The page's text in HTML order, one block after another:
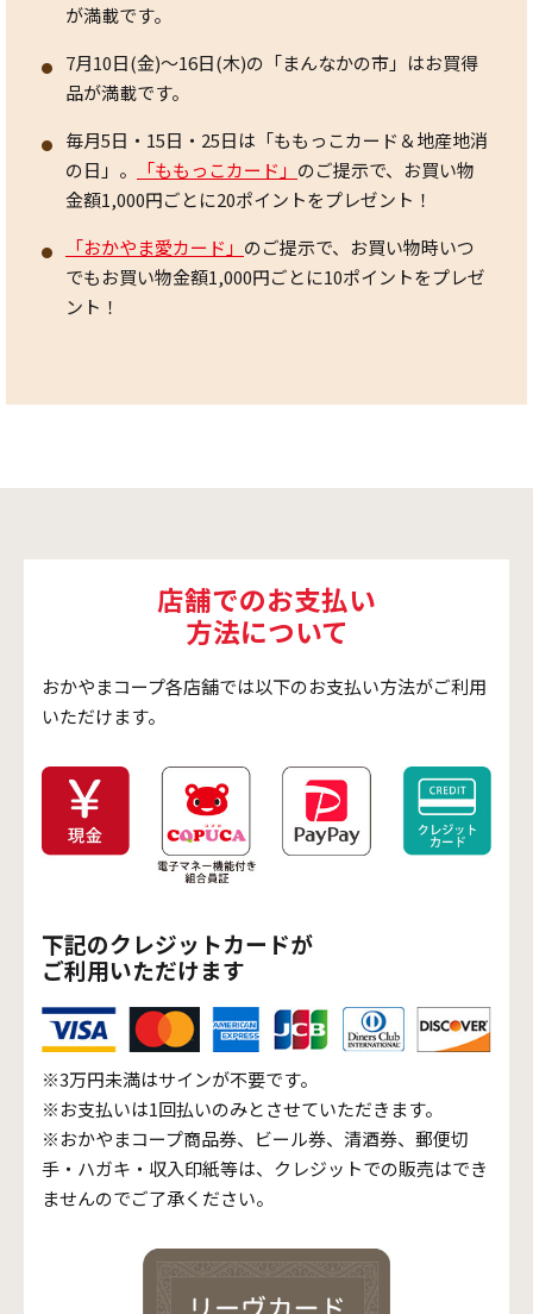
が満載です。
7月10日(金)～16日(木)の「まんなかの市」はお買得
品が満載です。
毎月5日・15日・25日は「ももっこカード＆地産地消
の日」。
「ももっこカード」 のご提示で、お買い物
金額1,000円ごとに20ポイントをプレゼント！
「おかやま愛カード」 のご提示で、お買い物時いつ
でもお買い物金額1,000円ごとに10ポイントをプレゼ
ント！
店舗でのお支払い
方法について
おかやまコープ各店舗では以下のお支払い方法がご利用
いただけます。
下記のクレジットカードが
ご利用いただけます
※3万円未満はサインが不要です。
※お支払いは1回払いのみとさせていただきます。
※おかやまコープ商品券、ビール券、清酒券、郵便切
手・ハガキ・収入印紙等は、クレジットでの販売はでき
ませんのでご了承ください。